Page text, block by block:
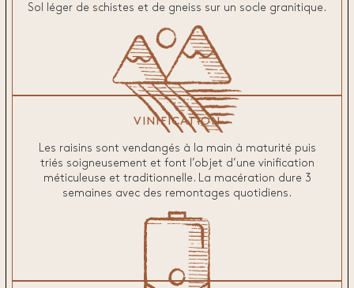
Sol léger de schistes et de gneiss sur un socle granitique.
VINIFICATION
Les raisins sont vendangés à la main à maturité puis
triés soigneusement et font l’objet d’une vinification
méticuleuse et traditionnelle. La macération dure 3
semaines avec des remontages quotidiens.